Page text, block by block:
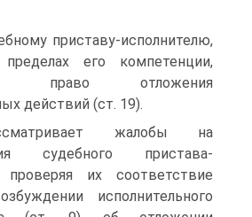
приставу-исполнителю,
его компетенции,
право отложения
действий (ст. 19).
жалобы на
судебного пристава-
проверяя их соответствие
исполнительного